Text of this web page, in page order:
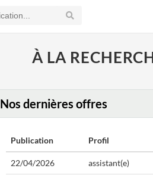
À LA
Nos dernières offres
Publication Profil
22/04/2026 assistant(e)